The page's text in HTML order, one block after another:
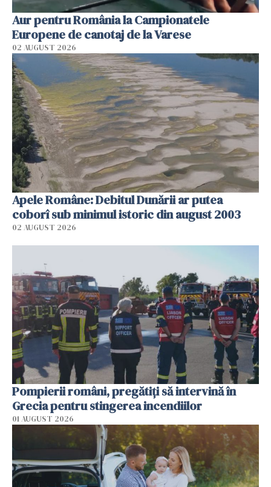
Aur pentru România la Campionatele
Europene de canotaj de la Varese
02 AUGUST 2026
Apele Române: Debitul Dunării ar putea
coborî sub minimul istoric din august 2003
02 AUGUST 2026
Pompierii români, pregătiţi să intervină în
Grecia pentru stingerea incendiilor
01 AUGUST 2026